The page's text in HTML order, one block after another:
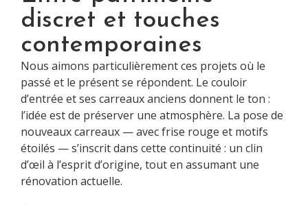
discret et touches
contemporaines
Nous aimons particulièrement ces projets où le
passé et le présent se répondent. Le couloir
d’entrée et ses carreaux anciens donnent le ton :
l’idée est de préserver une atmosphère. La pose de
nouveaux carreaux — avec frise rouge et motifs
étoilés — s’inscrit dans cette continuité : un clin
d’œil à l’esprit d’origine, tout en assumant une
rénovation actuelle.